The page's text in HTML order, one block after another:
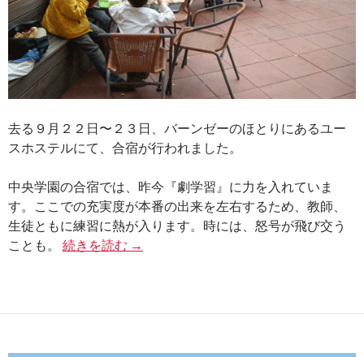
去る９月２２日〜２３日、バーンゼーのほとりにあるユー
スホステルにて、合宿が行われました。
中央学園の合宿では、昨今『劇学習』に力を入れていま
す。ここでの充実度が本番の出来を左右するため、教師、
生徒ともに練習に熱が入ります。時には、怒号が飛び交う
ことも。 続きを読む 2012年度 合宿
→